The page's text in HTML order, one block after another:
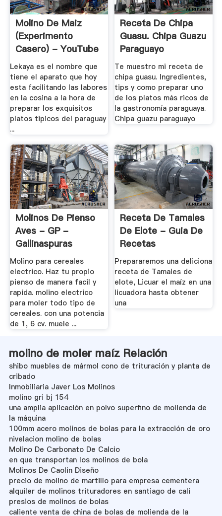
Molino De Maiz
(experimento
Casero) - YouTube
Lekaya es el nombre que
tiene el aparato que hoy
esta facilitando las labores
en la cosina a la hora de
preparar los exquisitos
platos tipicos del paraguay
...
Receta De Chipa
Guasu. Chipa Guazu
Paraguayo
Te muestro mi receta de
chipa guasu. Ingredientes,
tips y como preparar uno
de los platos más ricos de
la gastronomía paraguaya.
Chipa guazu paraguayo
Molinos De Pienso
Aves - GP -
Gallinaspuras
Molino para cereales
electrico. Haz tu propio
pienso de manera facil y
rapida. molino electrico
para moler todo tipo de
cereales. con una potencia
de 1, 6 cv. muele ...
Receta De Tamales
De Elote - Guia De
Recetas
Prepararemos una deliciona
receta de Tamales de
elote, Licuar el maíz en una
licuadora hasta obtener
una
molino de moler maíz Relación
shibo muebles de mármol cono de trituración y planta de
cribado
Inmobiliaria Javer Los Molinos
molino gri bj 154
una amplia aplicación en polvo superfino de molienda de
la máquina
100mm acero molinos de bolas para la extracción de oro
nivelacion molino de bolas
Molino De Carbonato De Calcio
en que transportan los molinos de bola
Molinos De Caolin Diseño
precio de molino de martillo para empresa cementera
alquiler de molinos trituradores en santiago de cali
presios de molinos de bolas
caliente venta de china de bolas de molienda de la